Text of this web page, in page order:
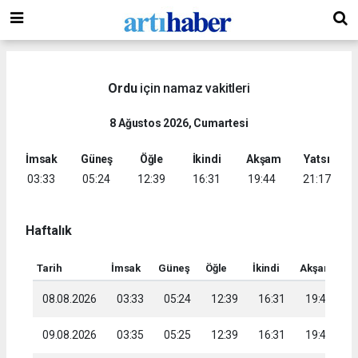
Orduiçin namaz vakitleri
8 Ağustos 2026, Cumartesi
İmsak
03:33
Güneş
05:24
Öğle
12:39
İkindi
16:31
Akşam
19:44
Yatsı
21:17
Haftalık
Tarih İmsak Güneş Öğle İkindi Akşam
08.08.2026 03:33 05:24 12:39 16:31 19:44
09.08.2026 03:35 05:25 12:39 16:31 19:42